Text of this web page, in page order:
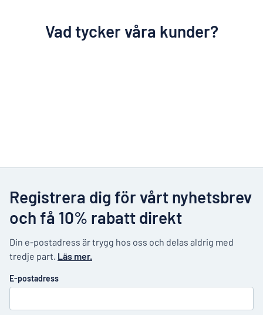
Vad tycker våra kunder?
Registrera dig för vårt nyhetsbrev
och få 10% rabatt direkt
Din e-postadress är trygg hos oss och delas aldrig med
tredje part. Läs mer.
E-postadress